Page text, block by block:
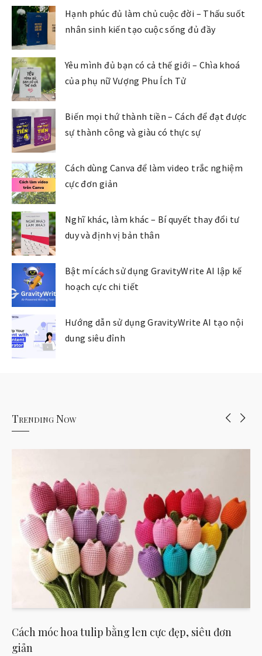
Hạnh phúc đủ làm chủ cuộc đời – Thấu suốt
nhân sinh kiến tạo cuộc sống đủ đầy
Yêu mình đủ bạn có cả thế giới – Chìa khoá
của phụ nữ Vượng Phu Ích Tử
Biến mọi thứ thành tiền – Cách để đạt được
sự thành công và giàu có thực sự
Cách dùng Canva để làm video trắc nghiệm
cực đơn giản
Nghĩ khác, làm khác – Bí quyết thay đổi tư
duy và định vị bản thân
Bật mí cách sử dụng GravityWrite AI lập kế
hoạch cực chi tiết
Hướng dẫn sử dụng GravityWrite AI tạo nội
dung siêu đỉnh
Trending Now
Cách móc hoa tulip bằng len cực đẹp, siêu đơn
giản